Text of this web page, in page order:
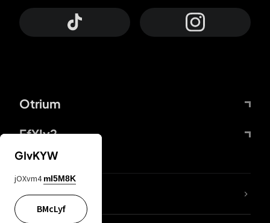
Otrium
FfYIy2
65A04M
GIvKYW
jOXvm4 mI5M8K
BMcLyf